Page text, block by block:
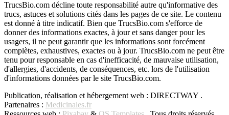
TrucsBio.com décline toute responsabilité autre qu'informative des
trucs, astuces et solutions cités dans les pages de ce site. Le contenu
est donné à titre indicatif. Bien que TrucsBio.com s'efforce de
donner des informations exactes, à jour et sans danger pour les
usagers, il ne peut garantir que les informations sont forcément
complètes, exhaustives, exactes ou à jour. TrucsBio.com ne peut être
tenu pour responsable en cas d'inefficacité, de mauvaise utilisation,
d'allergies, d'accidents, de conséquences, etc. lors de l'utilisation
d'informations données par le site TrucsBio.com.
Publication, réalisation et hébergement web : DIRECTWAY .
Partenaires : Medicinales.fr